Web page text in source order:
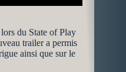
du State of Play
trailer a permis
ainsi que sur le